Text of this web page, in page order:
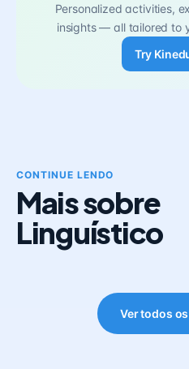
Personalized activities,
insights — all tailored to
Try
CONTINUE LENDO
Mais sobre
Linguístico
Ver todos